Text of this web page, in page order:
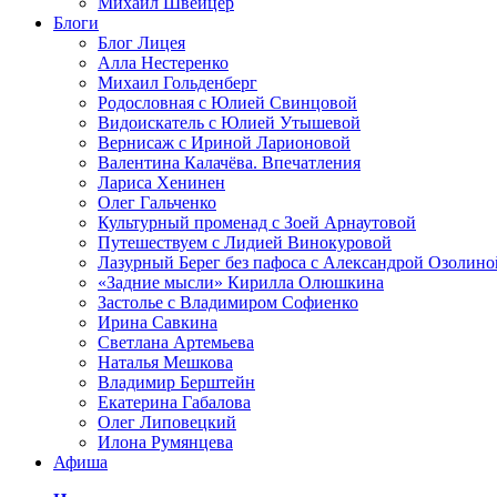
Блоги
Блог Лицея
Алла Нестеренко
Михаил Гольденберг
Родословная с Юлией Свинцовой
Видоискатель с Юлией Утышевой
Вернисаж с Ириной Ларионовой
Валентина Калачёва. Впечатления
Лариса Хенинен
Олег Гальченко
Культурный променад с Зоей Арнаутовой
Путешествуем с Лидией Винокуровой
Лазурный Берег без пафоса с Александрой
«Задние мысли» Кирилла Олюшкина
Застолье с Владимиром Софиенко
Ирина Савкина
Светлана Артемьева
Наталья Мешкова
Владимир Берштейн
Екатерина Габалова
Олег Липовецкий
Илона Румянцева
Афиша